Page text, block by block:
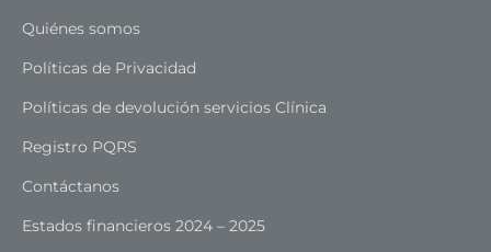
Quiénes somos
Políticas de Privacidad
Políticas de devolución servicios Clínica
Registro PQRS
Contáctanos
Estados financieros 2024 – 2025